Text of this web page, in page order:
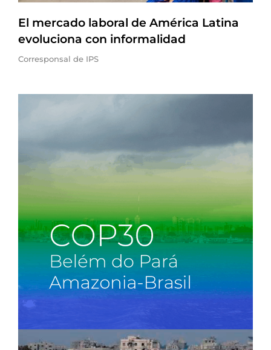
El mercado laboral de América Latina
evoluciona con informalidad
Corresponsal de IPS